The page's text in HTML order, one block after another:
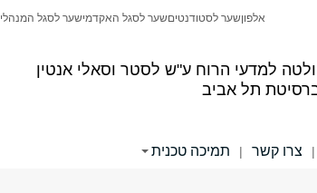
למדעי הרוח ע"ש לסטר וסאלי אנטין
תל אביב
אלפוןשער לסטודנטיםשער לסגל האקדמישער לסגל המנהלי
| צרו קשר | תמיכה טכנית